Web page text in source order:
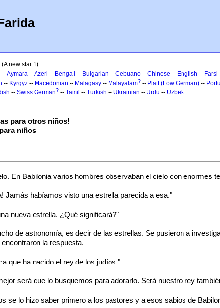
(A new star 1)
--Aymara --Azeri -- Bengali -- Bulgarian -- Cebuano -- Chinese -- English -- Farsi
-- Kyrgyz -- Macedonian -- Malagasy -- Malayalam? -- Platt (Low German) --
-- Swiss German? -- Tamil -- Turkish -- Ukrainian -- Urdu -- Uzbek
para otros niños!
niños
En Babilonia varios hombres observaban el cielo con enormes
Jamás habíamos visto una estrella parecida a esa."
nueva estrella. ¿Qué significará?"
de astronomía, es decir de las estrellas. Se pusieron a
la respuesta.
que ha nacido el rey de los judíos."
será que lo busquemos para adorarlo. Será nuestro rey
se lo hizo saber primero a los pastores y a esos sabios de